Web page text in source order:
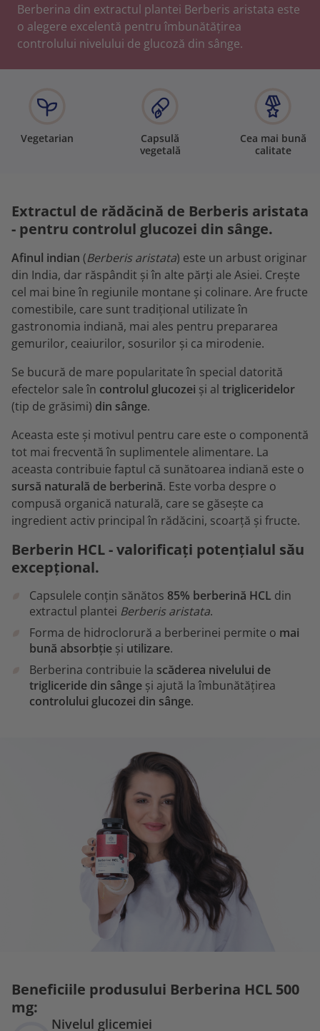
Berberina din extractul plantei Berberis aristata este
o alegere excelentă pentru îmbunătățirea
controlului nivelului de glucoză din sânge.
Vegetarian
Capsulă
vegetală
Cea mai bună
calitate
Extractul de rădăcină de Berberis aristata
- pentru controlul glucozei din sânge.
Afinul indian (Berberis aristata) este un arbust originar
din India, dar răspândit și în alte părți ale Asiei. Crește
cel mai bine în regiunile montane și colinare. Are fructe
comestibile, care sunt tradițional utilizate în
gastronomia indiană, mai ales pentru prepararea
gemurilor, ceaiurilor, sosurilor și ca mirodenie.
Se bucură de mare popularitate în special datorită
efectelor sale în controlul glucozei și al trigliceridelor
(tip de grăsimi) din sânge.
Aceasta este și motivul pentru care este o componentă
tot mai frecventă în suplimentele alimentare. La
aceasta contribuie faptul că sunătoarea indiană este o
sursă naturală de berberină. Este vorba despre o
compusă organică naturală, care se găsește ca
ingredient activ principal în rădăcini, scoarță și fructe.
Berberin HCL - valorificați potențialul său
excepțional.
Capsulele conțin sănătos 85% berberină HCL din
extractul plantei Berberis aristata.
Forma de hidroclorură a berberinei permite o mai
bună absorbție și utilizare.
Berberina contribuie la scăderea nivelului de
trigliceride din sânge și ajută la îmbunătățirea
controlului glucozei din sânge.
Beneficiile produsului Berberina HCL 500
mg:
Nivelul glicemiei